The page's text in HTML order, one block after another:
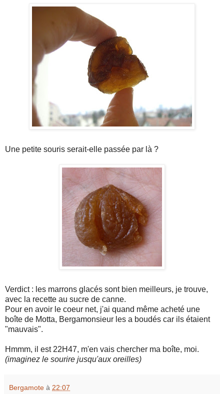
Une petite souris serait-elle passée par là ?
Verdict : les marrons glacés sont bien meilleurs, je trouve,
avec la recette au sucre de canne.
Pour en avoir le coeur net, j'ai quand même acheté une
boîte de Motta, Bergamonsieur les a boudés car ils étaient
"mauvais".
Hmmm, il est 22H47, m'en vais chercher ma boîte, moi.
(imaginez le sourire jusqu'aux oreilles)
Bergamote à 22:07